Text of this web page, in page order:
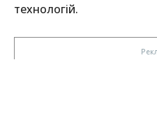
технологій.